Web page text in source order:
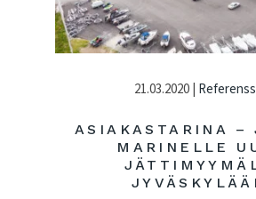
21.03.2020 |
ASIAKASTARINA –
MARINELLE